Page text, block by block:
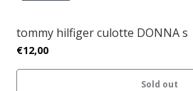
tommy hilfiger culotte DONNA s
€12,00
Sold out